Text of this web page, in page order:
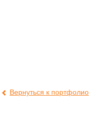
Вернуться к портфолио